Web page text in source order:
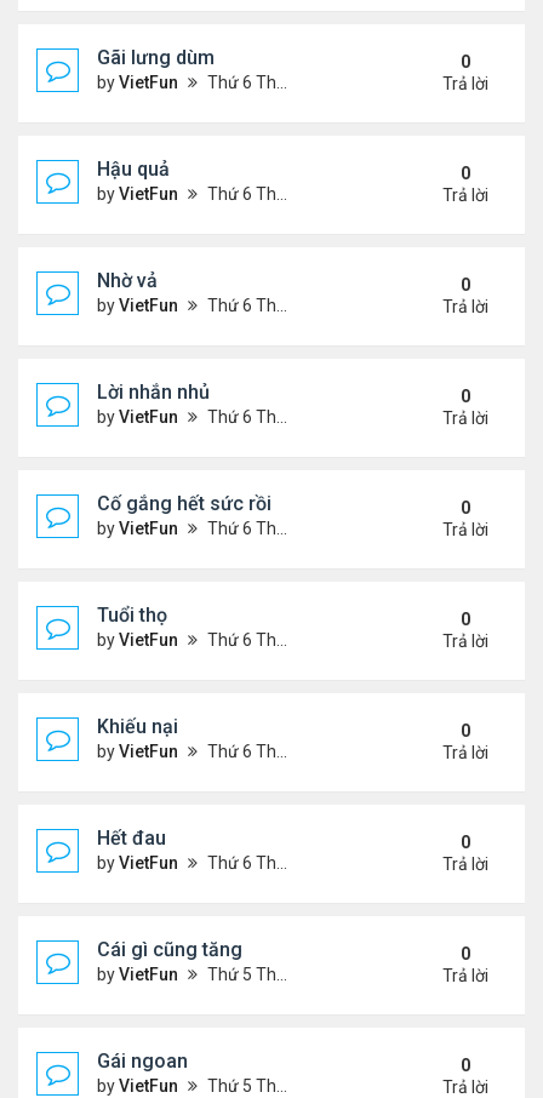
Gãi lưng dùm
byVietFun Thứ 6 Tháng 11 05, 2021 12:49 pm
0
Trả lời
Hậu quả
byVietFun Thứ 6 Tháng 11 05, 2021 12:42 pm
0
Trả lời
Nhờ vả
byVietFun Thứ 6 Tháng 11 05, 2021 12:41 pm
0
Trả lời
Lời nhắn nhủ
byVietFun Thứ 6 Tháng 11 05, 2021 12:38 pm
0
Trả lời
Cố gắng hết sức rồi
byVietFun Thứ 6 Tháng 11 05, 2021 12:03 pm
0
Trả lời
Tuổi thọ
byVietFun Thứ 6 Tháng 11 05, 2021 11:57 am
0
Trả lời
Khiếu nại
byVietFun Thứ 6 Tháng 11 05, 2021 11:53 am
0
Trả lời
Hết đau
byVietFun Thứ 6 Tháng 11 05, 2021 11:47 am
0
Trả lời
Cái gì cũng tăng
byVietFun Thứ 5 Tháng 11 04, 2021 9:31 pm
0
Trả lời
Gái ngoan
byVietFun Thứ 5 Tháng 11 04, 2021 9:28 pm
0
Trả lời